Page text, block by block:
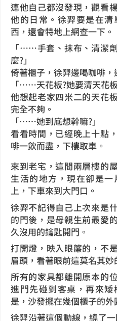
連他自己都沒發現，觀看
他的日常。徐羿要是在
西，還會特地上網查一下。
「……手套、抹布、清潔
麼?」
倚著櫃子，徐羿邊喝咖啡
「……天花板?她要清天花板
他想起老家四米二的天花
完全不夠。
「……她到底想幹嘛?」
看看時間，已經晚上十點
啡一飲而盡，下樓取車。
來到老宅，這間兩層樓的
生活的地方，現在卻是
上，下車來到大門口。
徐羿不記得自己上次來是
的門後，是母親生前最愛
久沒用的鑰匙開門。
打開燈，映入眼簾的，不
眉頭，看著眼前這莫名其妙
所有的家具都離開原本的
進門先碰到客桌，再來
是，沙發擺在幾個櫃子的外
徐羿沿著這個動線，繞了